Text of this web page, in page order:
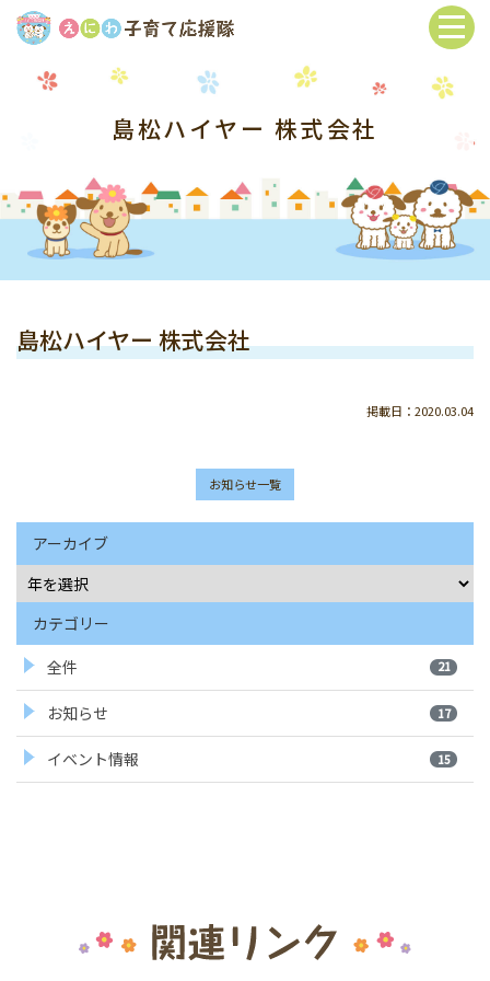
島松ハイヤー 株式会社
島松ハイヤー 株式会社
掲載日：2020.03.04
お知らせ一覧
アーカイブ
カテゴリー
全件 21
お知らせ 17
イベント情報 15